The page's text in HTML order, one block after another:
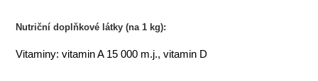
Nutriční doplňkové látky (na 1 kg):
Vitaminy: vitamin A 15 000 m.j., vitamin D